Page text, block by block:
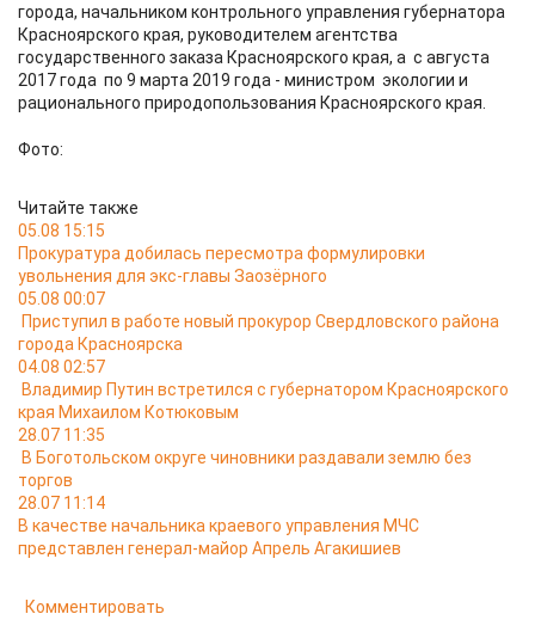
города, начальником контрольного управления губернатора
Красноярского края, руководителем агентства
государственного заказа Красноярского края, а с августа
2017 года по 9 марта 2019 года - министром экологии и
рационального природопользования Красноярского края.
Фото:
Читайте также
05.08 15:15
Прокуратура добилась пересмотра формулировки
увольнения для экс-главы Заозёрного
05.08 00:07
Приступил в работе новый прокурор Свердловского района
города Красноярска
04.08 02:57
Владимир Путин встретился с губернатором Красноярского
края Михаилом Котюковым
28.07 11:35
В Боготольском округе чиновники раздавали землю без
торгов
28.07 11:14
В качестве начальника краевого управления МЧС
представлен генерал-майор Апрель Агакишиев
Комментировать